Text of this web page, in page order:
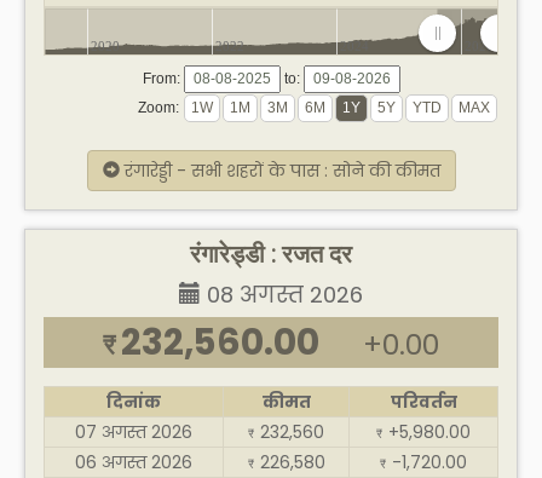
2020 2022 2024 2026
From:
to:
Zoom:
रंगारेड्डी - सभी शहरों के पास : सोने की कीमत
रंगारेड्डी : रजत दर
08 अगस्त 2026
₹ 232,560.00 +0.00
दिनांक कीमत
परिवर्तन
07 अगस्त 2026
₹ 232,560 ₹ +5,980.00
06 अगस्त 2026
₹ 226,580 ₹ -1,720.00